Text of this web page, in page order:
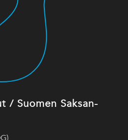
/ Suomen Saksan-